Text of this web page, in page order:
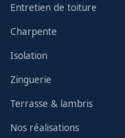
Entretien de toiture
Charpente
Isolation
Zinguerie
Terrasse & lambris
Nos réalisations